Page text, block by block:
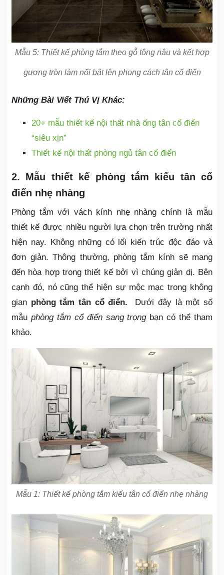
Mẫu 5: Thiết kế phòng tắm theo gỗ tông nâu và kết hợp
gương tròn làm nổi bật lên phong cách tân cổ điển
Những Bài Viết Thú Vị Khác:
20+ mẫu thiết kế nội thất nhà ống tân cổ điển
“siêu xịn”
Thiết kế nội thất phòng ngủ tân cổ điển
2. Mẫu thiết kế phòng tắm kiểu tân cổ
điển nhẹ nhàng
Phòng tắm với vách kính nhẹ nhàng chính là mẫu
thiết kế được nhiều người lựa chọn trên trường nhất
hiện nay. Không những có lối kiến trúc độc đáo và
đơn giản. Thông thường, phòng tắm kính sẽ mang
đến hòa hợp trong thiết kế bởi vì chúng giản dị. Bên
cạnh đó, nó cũng thể hiện sự mộc mạc trong không
gian phòng tắm tân cổ điển. Dưới đây là một số
mẫu phòng tắm cổ điển sang trọngbạn có thể tham
khảo.
Mẫu 1: Thiết kế phòng tắm kiểu tân cổ điển nhẹ nhàng